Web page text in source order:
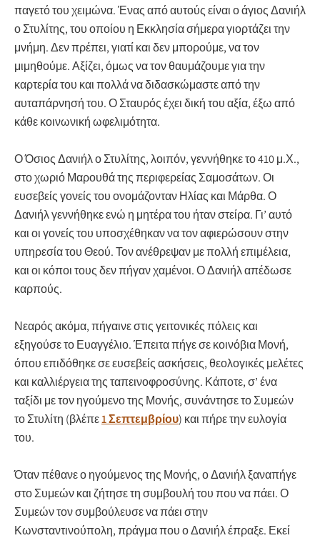
παγετό του χειμώνα. Ένας από αυτούς είναι ο άγιος Δανιήλ
ο Στυλίτης, του οποίου η Εκκλησία σήμερα γιορτάζει την
μνήμη. Δεν πρέπει, γιατί και δεν μπορούμε, να τον
μιμηθούμε. Αξίζει, όμως να τον θαυμάζουμε για την
καρτερία του και πολλά να διδασκώμαστε από την
αυταπάρνησή του. Ο Σταυρός έχει δική του αξία, έξω από
κάθε κοινωνική ωφελιμότητα.
Ο Όσιος Δανιήλ ο Στυλίτης, λοιπόν, γεννήθηκε το 410 μ.Χ.,
στο χωριό Μαρουθά της περιφερείας Σαμοσάτων. Οι
ευσεβείς γονείς του ονομάζονταν Ηλίας και Μάρθα. Ο
Δανιήλ γεννήθηκε ενώ η μητέρα του ήταν στείρα. Γι’ αυτό
και οι γονείς του υποσχέθηκαν να τον αφιερώσουν στην
υπηρεσία του Θεού. Τον ανέθρεψαν με πολλή επιμέλεια,
και οι κόποι τους δεν πήγαν χαμένοι. Ο Δανιήλ απέδωσε
καρπούς.
Νεαρός ακόμα, πήγαινε στις γειτονικές πόλεις και
εξηγούσε το Ευαγγέλιο. Έπειτα πήγε σε κοινόβια Μονή,
όπου επιδόθηκε σε ευσεβείς ασκήσεις, θεολογικές μελέτες
και καλλιέργεια της ταπεινοφροσύνης. Κάποτε, σ’ ένα
ταξίδι με τον ηγούμενο της Μονής, συνάντησε το Συμεών
το Στυλίτη (βλέπε1 Σεπτεμβρίου) και πήρε την ευλογία
του.
Όταν πέθανε ο ηγούμενος της Μονής, ο Δανιήλ ξαναπήγε
στο Συμεών και ζήτησε τη συμβουλή του που να πάει. Ο
Συμεών τον συμβούλευσε να πάει στην
Κωνσταντινούπολη, πράγμα που ο Δανιήλ έπραξε. Εκεί